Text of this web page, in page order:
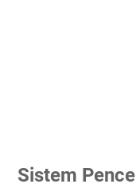
Sistem